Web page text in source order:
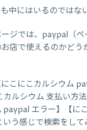
中にはいるのではな
ジでは、paypal（ペ
店で使えるのかどう
にこにこカルシウム
カルシウム 支払い
paypal エラー】【に
う感じで検索をして